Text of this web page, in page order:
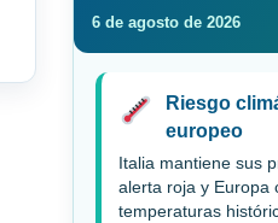
6 de agosto de 2026
Riesgo
europeo
Italia mantiene sus
alerta roja y Europa
temperaturas